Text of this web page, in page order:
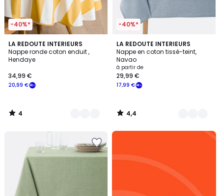
-40%*
LA REDOUTE INTERIEURS
Nappe ronde coton enduit ,
Hendaye
20,99 €
34,99 €
4
/
5
3
Couleurs
4
/
-40%*
LA REDOUTE INTERIEURS
Nappe en coton tissé-teint,
Navao
à partir de
17,99 €
29,99 €
4,4
/ 5
3
Couleurs
4,4
/
Alma
sans